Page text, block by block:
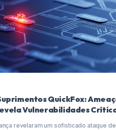
QuickFox:
Vulnerabilidades
revelaram um sofisticado ataque de